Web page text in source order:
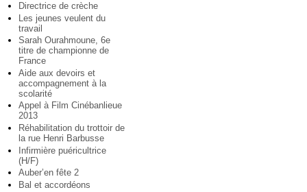
Directrice de crèche
Les jeunes veulent du
travail
Sarah Ourahmoune, 6e
titre de championne de
France
Aide aux devoirs et
accompagnement à la
scolarité
Appel à Film Cinébanlieue
2013
Réhabilitation du trottoir de
la rue Henri Barbusse
Infirmière puéricultrice
(H/F)
Auber’en fête 2
Bal et accordéons